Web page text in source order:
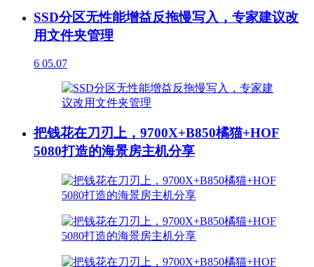
SSD分区无性能增益反拖慢写入，专家建议改
用文件夹管理
6 05.07
把钱花在刀刃上，9700X+B850橘猫+HOF
5080打造的海景房主机分享